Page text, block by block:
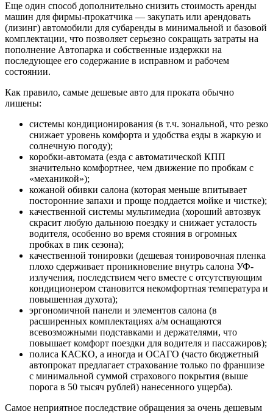
Еще один способ дополнительно снизить стоимость аренды
машин для фирмы-прокатчика — закупать или арендовать
(лизинг) автомобили для субаренды в минимальной и базовой
комплектации, что позволяет серьезно сокращать затраты на
пополнение Автопарка и собственные издержки на
последующее его содержание в исправном и рабочем
состоянии.
Как правило, самые дешевые авто для проката обычно
лишены:
системы кондиционирования (в т.ч. зональной, что резко
снижает уровень комфорта и удобства езды в жаркую и
солнечную погоду);
коробки-автомата (езда с автоматической КПП
значительно комфортнее, чем движение по пробкам с
«механикой»);
кожаной обивки салона (которая меньше впитывает
посторонние запахи и проще поддается мойке и чистке);
качественной системы мультимедиа (хороший автозвук
скрасит любую дальнюю поездку и снижает усталость
водителя, особенно во время стояния в огромных
пробках в пик сезона);
качественной тонировки (дешевая тонировочная пленка
плохо сдерживает проникновение внутрь салона УФ-
излучения, последствием чего вместе с отсутствующим
кондиционером становится некомфортная температура и
повышенная духота);
эргономичной панели и элементов салона (в
расширенных комплектациях а/м оснащаются
всевозможными подставками и держателями, что
повышает комфорт поездки для водителя и пассажиров);
полиса КАСКО, а иногда и ОСАГО (часто бюджетный
автопрокат предлагает страхование только по франшизе
с минимальной суммой страхового покрытия (выше
порога в 50 тысяч рублей) нанесенного ущерба).
Самое неприятное последствие обращения за очень дешевым